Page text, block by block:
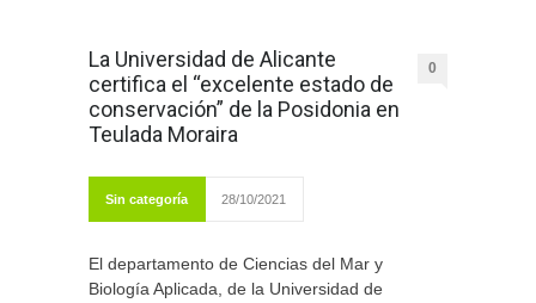
La Universidad de Alicante
certifica el “excelente estado de
conservación” de la Posidonia en
Teulada Moraira
0
Sin categoría 28/10/2021
El departamento de Ciencias del Mar y
Biología Aplicada, de la Universidad de